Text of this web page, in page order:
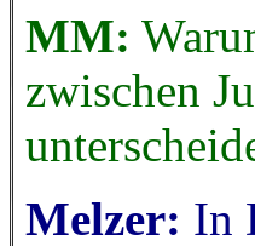
MM:
zwischen
Melzer: In